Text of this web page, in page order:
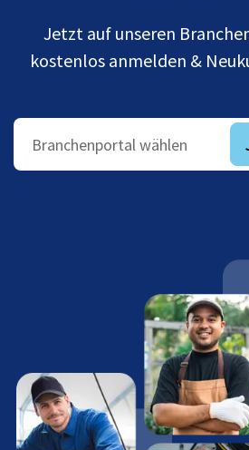
Jetzt auf unseren
kostenlos anmelden &
Branchenportal wählen